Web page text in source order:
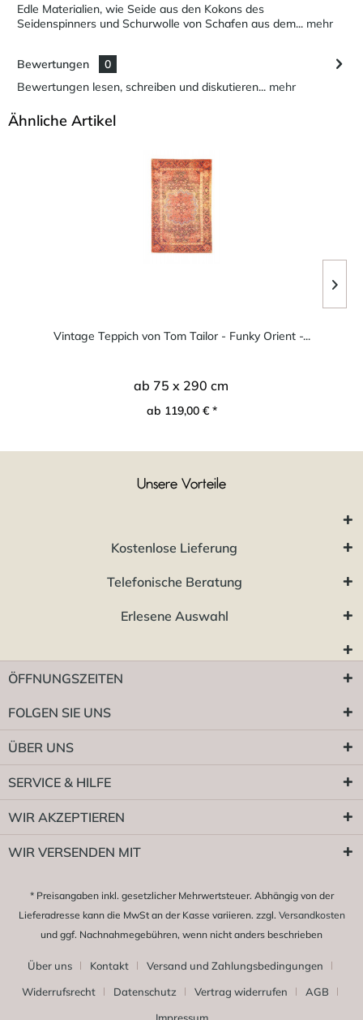
Edle Materialien, wie Seide aus den Kokons des
Seidenspinners und Schurwolle von Schafen aus dem... mehr
Bewertungen
0
Bewertungen lesen, schreiben und diskutieren... mehr
Ähnliche Artikel
Vintage Teppich von Tom Tailor - Funky Orient -...
ab 75 x 290 cm
ab 119,00 € *
Unsere Vorteile
Kostenlose Lieferung
Telefonische Beratung
Erlesene Auswahl
ÖFFNUNGSZEITEN
FOLGEN SIE UNS
ÜBER UNS
SERVICE & HILFE
WIR AKZEPTIEREN
WIR VERSENDEN MIT
* Preisangaben inkl. gesetzlicher Mehrwertsteuer. Abhängig von der
Lieferadresse kann die MwSt an der Kasse variieren. zzgl. Versandkosten
und ggf. Nachnahmegebühren, wenn nicht anders beschrieben
Über uns Kontakt
Versand und Zahlungsbedingungen
Widerrufsrecht
Datenschutz Vertrag widerrufen
AGB